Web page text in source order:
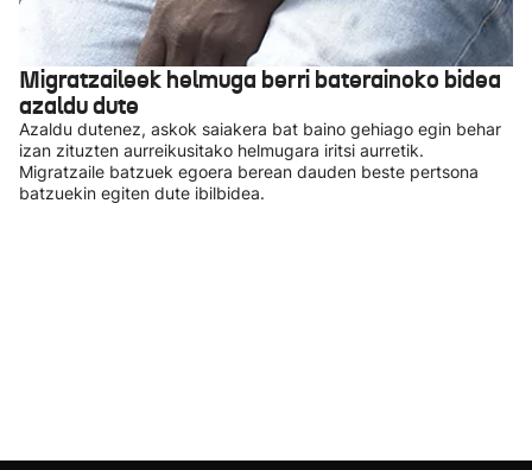
Migratzaileek helmuga berri baterainoko bidea
azaldu dute
Azaldu dutenez, askok saiakera bat baino gehiago egin behar
izan zituzten aurreikusitako helmugara iritsi aurretik.
Migratzaile batzuek egoera berean dauden beste pertsona
batzuekin egiten dute ibilbidea.